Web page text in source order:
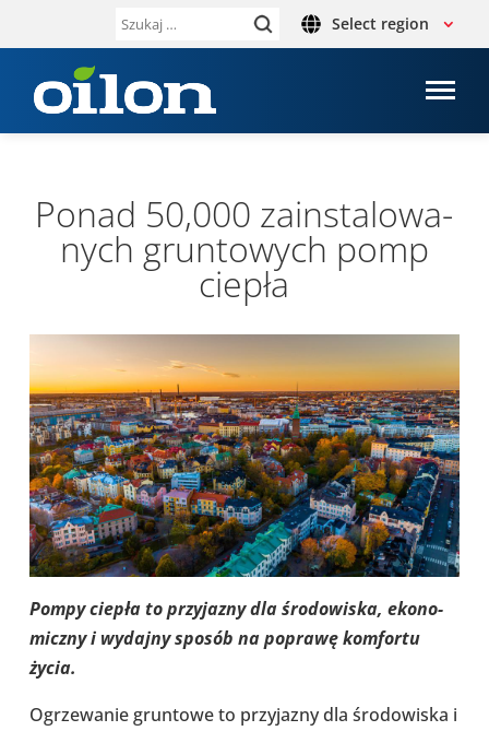
Szukaj: Select region
Ponad 50,000 zain­sta­lo­wa­
nych grun­to­wych pomp
ciepła
Pompy ciepła to przy­ja­zny dla śro­do­wi­ska, eko­no­
miczny i wydajny sposób na poprawę kom­fortu
życia.
Ogrze­wa­nie grun­towe to przy­ja­zny dla śro­do­wi­ska i